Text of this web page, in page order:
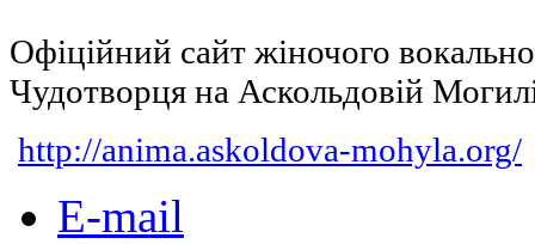
Офіційний сайт жіночого
Чудотворця на Аскольдовій
http://anima.askoldova-mohyla.org/
E-mail